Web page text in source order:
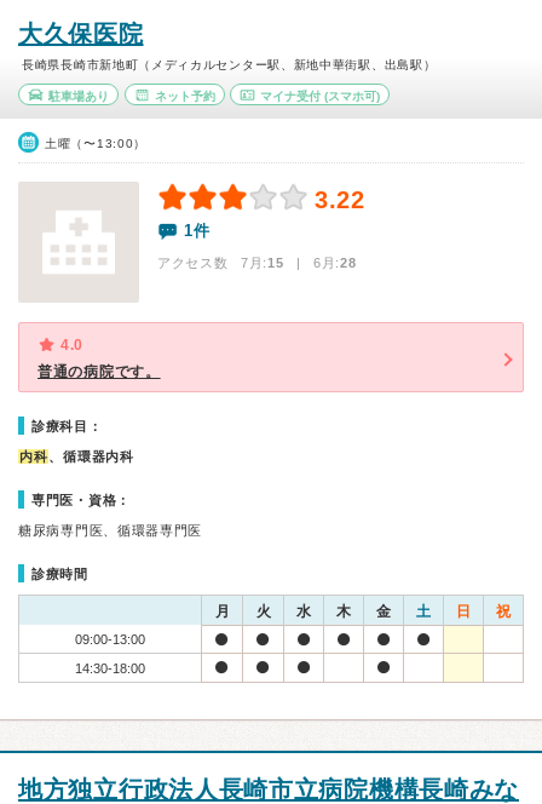
大久保医院
長崎県長崎市新地町（メディカルセンター駅、新地中華街駅、出島駅）
駐車場あり ネット予約 マイナ受付 (スマホ可)
土曜（〜13:00）
3.22
1件
アクセス数 7月:15 | 6月:28
4.0
普通の病院です。
診療科目：
内科、循環器内科
専門医・資格：
糖尿病専門医、循環器専門医
診療時間
月 火 水 木 金 土 日 祝
09:00-13:00
14:30-18:00
地方独立行政法人長崎市立病院機構長崎みな